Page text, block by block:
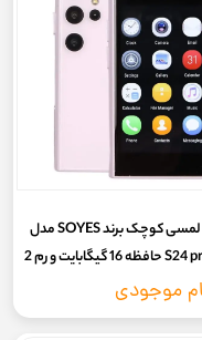
گوشی لمسی کوچک برند SOYES مدل
S24 pro mini حافظه 16 گیگابایت و رم 2
سلامت 7روزه کالا)
موجودی